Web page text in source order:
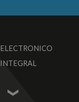
ELECTRONICO
INTEGRAL